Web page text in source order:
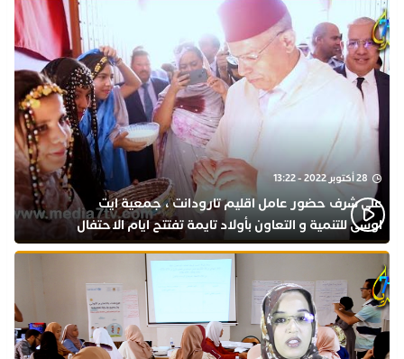
28 أكتوبر 2022 - 13:22
على شرف حضور عامل اقليم تارودانت ، جمعية ايت
اوسى للتنمية و التعاون بأولاد تايمة تفتتح ايام الاحتفال
بذكرى المولد النبوي